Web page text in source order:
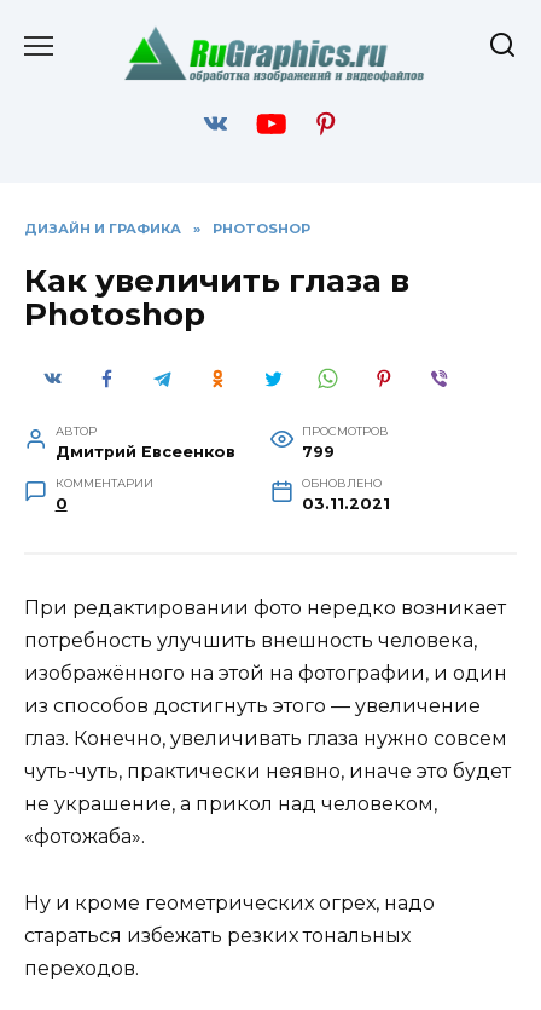
содержанию
ДИЗАЙН И ГРАФИКА » PHOTOSHOP
Как увеличить глаза в
Photoshop
АВТОР
Дмитрий Евсеенков
ПРОСМОТРОВ
799
КОММЕНТАРИИ
0
ОБНОВЛЕНО
03.11.2021
При редактировании фото нередко возникает
потребность улучшить внешность человека,
изображённого на этой на фотографии, и один
из способов достигнуть этого — увеличение
глаз. Конечно, увеличивать глаза нужно совсем
чуть-чуть, практически неявно, иначе это будет
не украшение, а прикол над человеком,
«фотожаба».
Ну и кроме геометрических огрех, надо
стараться избежать резких тональных
переходов.